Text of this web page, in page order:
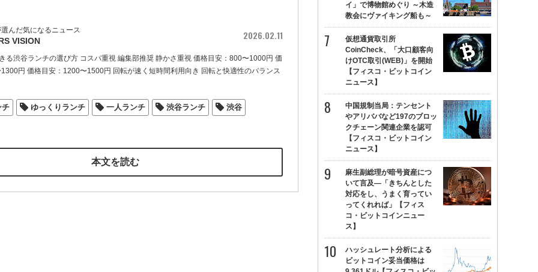
んだ気になるニュース
VISION 2026.02.11
る渋谷ランチの選び方 コスパ重視 編集部推奨 静かさ重視 価格目安：800〜1000円 価
円 価格目安：1200〜1500円 回転が速く短時間利用向き 回転と快適性のバランス
チ ゆっくりランチ 一人ランチ 渋谷ランチ 渋谷
本文を読む
イ」で博物館めぐり ～木造
教会にヴァイキング船も～
仮想通貨取引所
CoinCheck、「大口顧客向
けOTC取引(WEB)」を開始
【フィスコ・ビットコイン
ニュース】
中国規制当局：テンセント
やアリババなど197のブロッ
クチェーン関連企業を認可
【フィスコ・ビットコイン
ニュース】
麻生副総理が暗号資産につ
いて言及—「きちんとした
対応をし、うまく育ってい
ってくれれば」【フィス
コ・ビットコインニュー
ス】
ハッシュレート分析による
ビットコイン妥当価格は